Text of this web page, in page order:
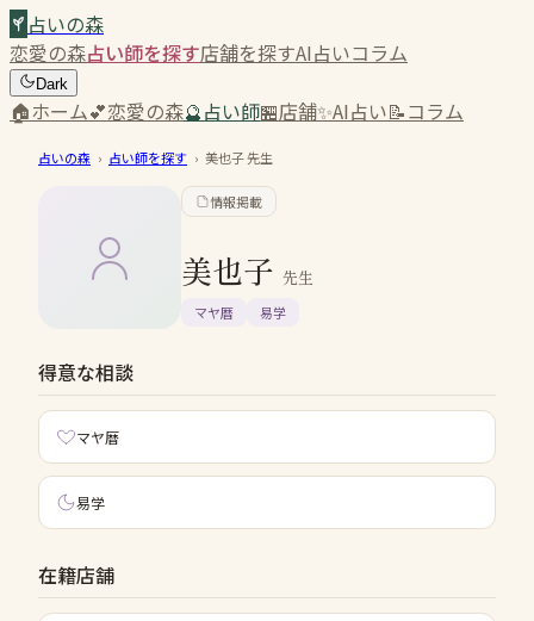
占いの森
恋愛の森占い師を探す店舗を探すAI占いコラム
Dark
🏠ホーム💕恋愛の森🔮占い師🏪店舗✨AI占い📝コラム
占いの森 › 占い師を探す › 美也子先生
情報掲載
美也子 先生
マヤ暦 易学
得意な相談
マヤ暦
易学
在籍店舗